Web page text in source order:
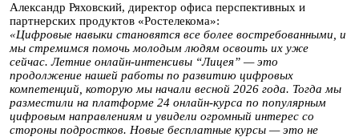
Александр Ряховский, директор офиса перспективных и
партнерских продуктов «Ростелекома»:
«Цифровые навыки становятся все более востребованными, и
мы стремимся помочь молодым людям освоить их уже
сейчас. Летние онлайн-интенсивы “Лицея” — это
продолжение нашей работы по развитию цифровых
компетенций, которую мы начали весной 2026 года. Тогда мы
разместили на платформе 24 онлайн-курса по популярным
цифровым направлениям и увидели огромный интерес со
стороны подростков. Новые бесплатные курсы — это не